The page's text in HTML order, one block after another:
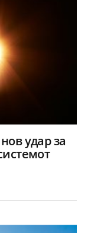
удар за